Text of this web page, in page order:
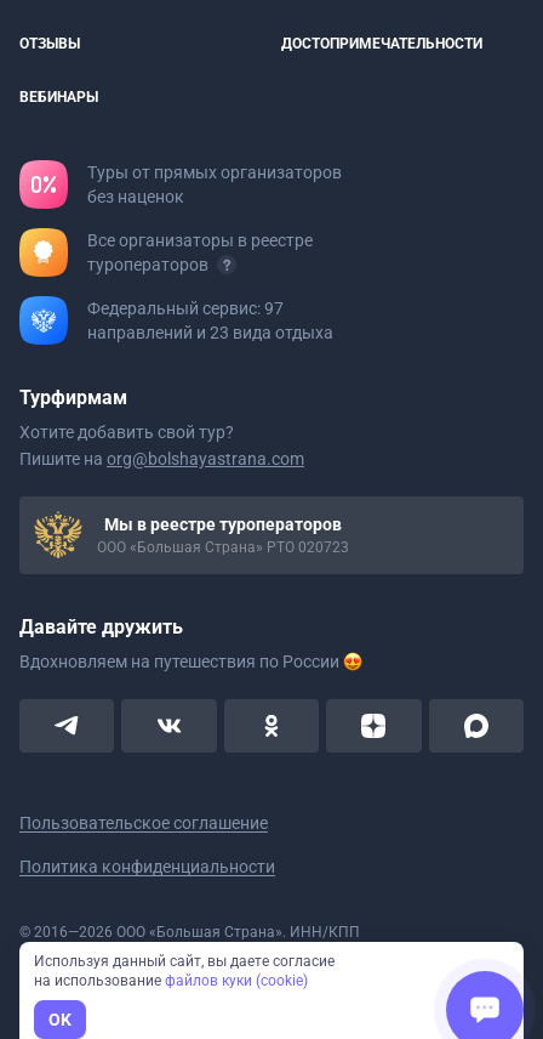
ОТЗЫВЫ ДОСТОПРИМЕЧАТЕЛЬНОСТИ
ВЕБИНАРЫ
Туры от прямых организаторов
без наценок
Все организаторы в реестре
туроператоров
Федеральный сервис: 97
направлений и 23 вида отдыха
Турфирмам
Хотите добавить свой тур?
Пишите на org@bolshayastrana.com
Мы в реестре туроператоров
ООО «Большая Страна» РТО 020723
Давайте дружить
Вдохновляем на путешествия по России
Пользовательское соглашение
Политика конфиденциальности
© 2016—2026 ООО «Большая Страна». ИНН/КПП
5908078160/590801001 ОГРН 1185958020533
Номер в реестре Роскомнадзора № 59-18-006319 (Приказ № 321 от
11.10.2018)
Полное или частичное копирование изображений и текстов возможно
только с указанием активной ссылки на сайт Большая Страна.
Используя данный сайт, вы даете согласие
на использование файлов куки (cookie)
OK